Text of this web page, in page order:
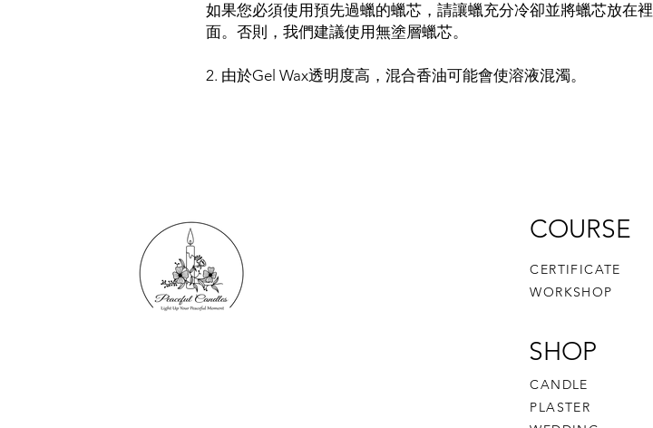
如果您必須使用預先過蠟的蠟芯，請讓蠟充分冷卻並將蠟芯放在裡
面。否則，我們建議使用無塗層蠟芯。
2. 由於Gel Wax透明度高，混合香油可能會使溶液混濁。
COURSE
CERTIFICATE
WORKSHOP
SHOP
CANDLE
PLASTER